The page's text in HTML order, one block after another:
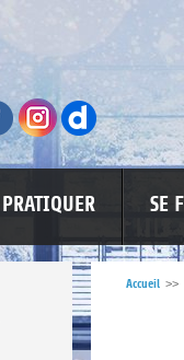
PRATIQUER SE
LUTTE CONTRE LES
Accueil >>